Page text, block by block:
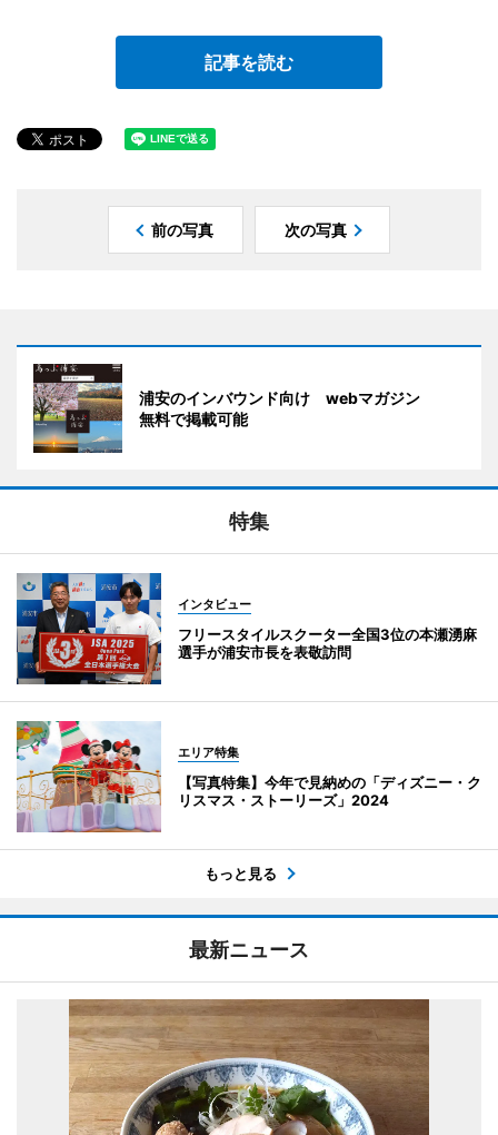
記事を読む
前の写真 次の写真
浦安のインバウンド向け webマガジン
無料で掲載可能
特集
インタビュー
フリースタイルスクーター全国3位の本瀬湧麻
選手が浦安市長を表敬訪問
エリア特集
【写真特集】今年で見納めの「ディズニー・ク
リスマス・ストーリーズ」2024
もっと見る
最新ニュース